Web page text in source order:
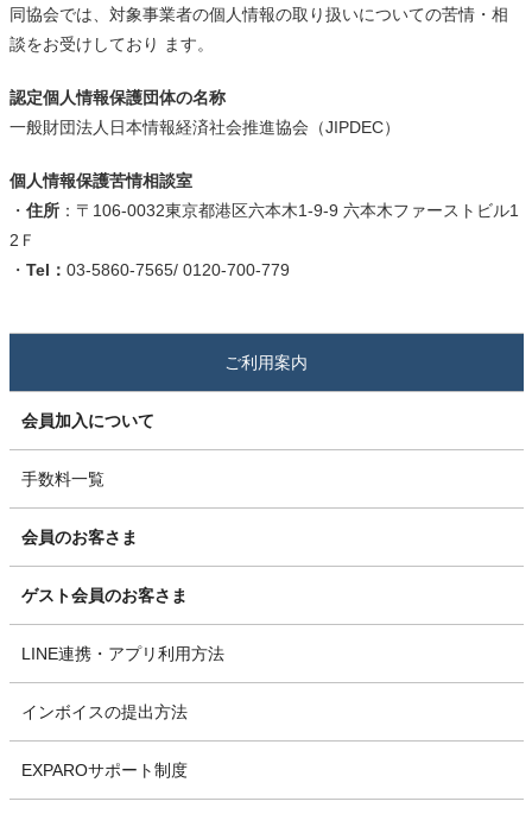
同協会では、対象事業者の個人情報の取り扱いについての苦情・相
談をお受けしており ます。
認定個人情報保護団体の名称
一般財団法人日本情報経済社会推進協会（JIPDEC）
個人情報保護苦情相談室
・ 住所：〒106-0032東京都港区六本木1-9-9 六本木ファーストビル1
2Ｆ
・ Tel： 03-5860-7565/ 0120-700-779
ご利用案内
会員加入について
手数料一覧
会員のお客さま
ゲスト会員のお客さま
LINE連携・アプリ利用方法
インボイスの提出方法
EXPAROサポート制度